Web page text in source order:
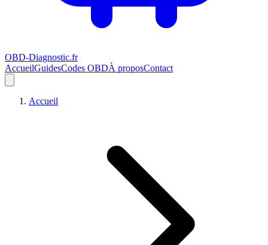
OBD-Diagnostic.fr
AccueilGuidesCodes OBDÀ proposContact
Accueil